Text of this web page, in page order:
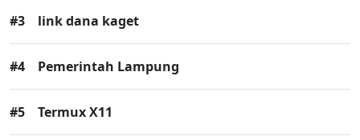
#3 link dana kaget
#4 Pemerintah Lampung
#5 Termux X11